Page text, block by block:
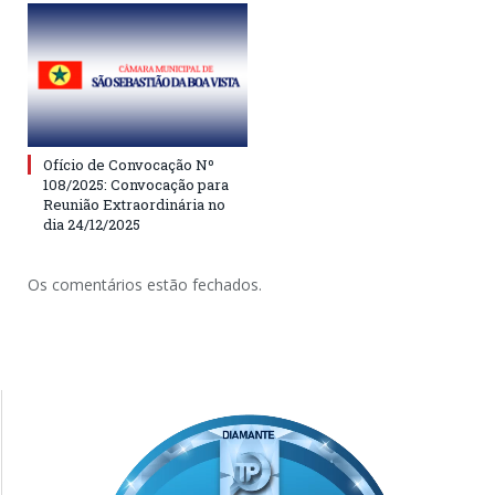
Ofício de Convocação Nº
108/2025: Convocação para
Reunião Extraordinária no
dia 24/12/2025
Os comentários estão fechados.